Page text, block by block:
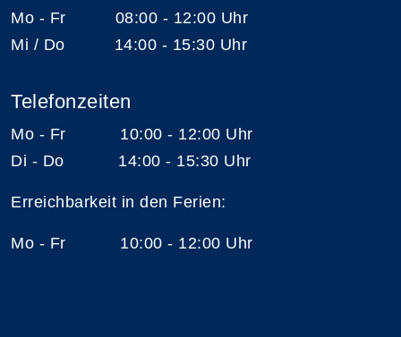
Mo - Fr 08:00 - 12:00 Uhr
Mi / Do 14:00 - 15:30 Uhr
Telefonzeiten
Mo - Fr 10:00 - 12:00 Uhr
Di - Do 14:00 - 15:30 Uhr
Erreichbarkeit in den Ferien:
Mo - Fr 10:00 - 12:00 Uhr